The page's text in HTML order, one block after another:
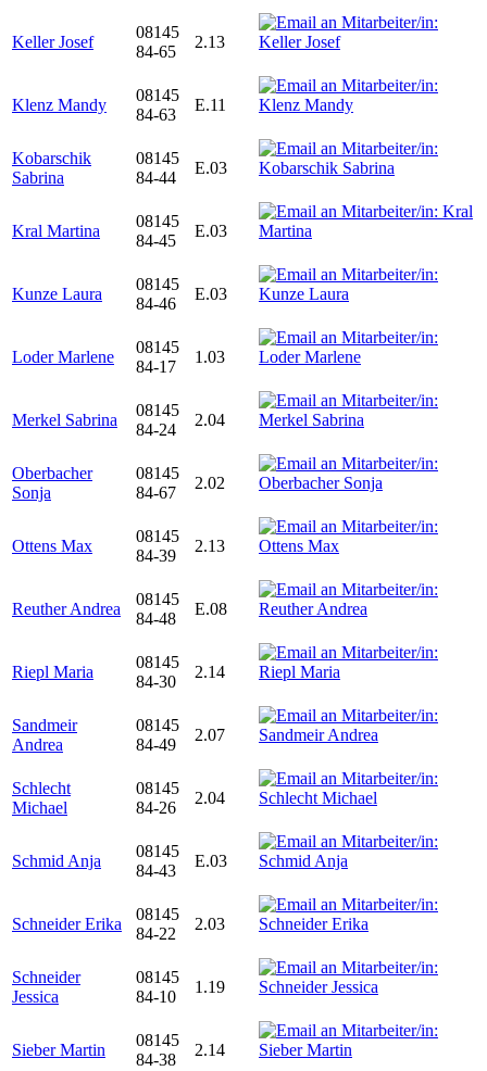
Keller Josef
08145
84-65
2.13
Klenz Mandy
08145
84-63
E.11
Kobarschik
Sabrina
08145
84-44
E.03
Kral Martina
08145
84-45
E.03
Kunze Laura
08145
84-46
E.03
Loder Marlene
08145
84-17
1.03
Merkel Sabrina
08145
84-24
2.04
Oberbacher
Sonja
08145
84-67
2.02
Ottens Max
08145
84-39
2.13
Reuther Andrea
08145
84-48
E.08
Riepl Maria
08145
84-30
2.14
Sandmeir
Andrea
08145
84-49
2.07
Schlecht
Michael
08145
84-26
2.04
Schmid Anja
08145
84-43
E.03
Schneider Erika
08145
84-22
2.03
Schneider
Jessica
08145
84-10
1.19
Sieber Martin
08145
84-38
2.14